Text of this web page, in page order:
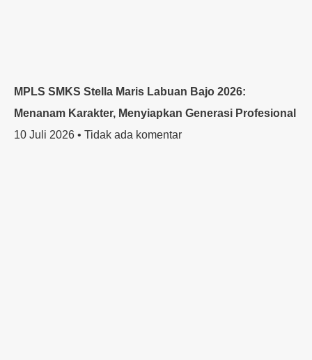
MPLS SMKS Stella Maris Labuan Bajo 2026:
Menanam Karakter, Menyiapkan Generasi Profesional
10 Juli 2026
Tidak ada komentar